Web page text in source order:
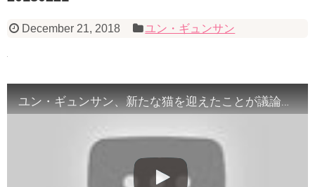
December 21, 2018 ユン・ギュンサン
ユン・ギュンサン、新たな猫を迎えたことが議論に…SNSでネットユーザーの論争勃発 20180221